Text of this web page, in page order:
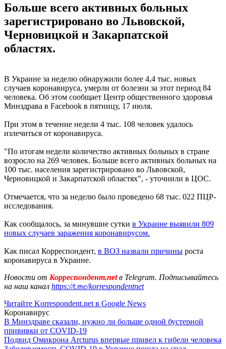
Больше всего активных больных
зарегистрировано во Львовской,
Черновицкой и Закарпатской
областях.
В Украине за неделю обнаружили более 4,4 тыс. новых
случаев коронавируса, умерли от болезни за этот период 84
человека. Об этом сообщает Центр общественного здоровья
Минздрава в Facebook в пятницу, 17 июля.
При этом в течение недели 4 тыс. 108 человек удалось
излечиться от коронавируса.
"По итогам недели количество активных больных в стране
возросло на 269 человек. Больше всего активных больных на
100 тыс. населения зарегистрировано во Львовской,
Черновицкой и Закарпатской областях", - уточнили в ЦОС.
Отмечается, что за неделю было проведено 68 тыс. 022 ПЦР-
исследования.
Как сообщалось, за минувшие сутки в Украине выявили 809
новых случаев заражения коронавирусом.
Как писал Корреспондент, в ВОЗ назвали причины роста
коронавируса в Украине.
Новости от Корреспондент.netв Telegram. Подписывайтесь
на наш канал https://t.me/korrespondentnet
Читайте Korrespondent.net в Google News
Коронавирус
В Минздраве сказали, нужно ли больше одной бустерной
прививки от COVID-19
Подвид Омикрона Arcturus впервые привел к гибели человека